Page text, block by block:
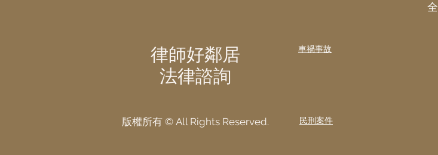
律師好鄰居
法律諮詢
版權所有 © All Rights Reserved.
車禍事故
​民刑案件